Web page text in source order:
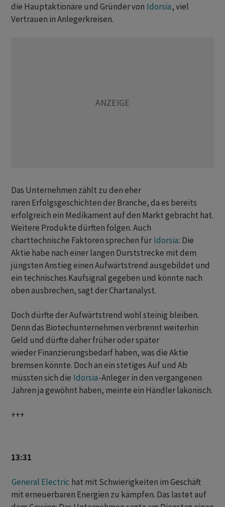
die Hauptaktionäre und Gründer von Idorsia, viel
Vertrauen in Anlegerkreisen.
Das Unternehmen zählt zu den eher
raren Erfolgsgeschichten der Branche, da es bereits
erfolgreich ein Medikament auf den Markt gebracht hat.
Weitere Produkte dürften folgen. Auch
charttechnische Faktoren sprechen für Idorsia: Die
Aktie habe nach einer langen Durststrecke mit dem
jüngsten Anstieg einen Aufwärtstrend ausgebildet und
ein technisches Kaufsignal gegeben und könnte nach
oben ausbrechen, sagt der Chartanalyst.
Doch dürfte der Aufwärtstrend wohl steinig bleiben.
Denn das Biotechunternehmen verbrennt weiterhin
Geld und dürfte daher früher oder später
wieder Finanzierungsbedarf haben, was die Aktie
bremsen könnte. Doch an ein stetiges Auf und Ab
müssten sich die Idorsia-Anleger in den vergangenen
Jahren ja gewöhnt haben, meinte ein Händler lakonisch.
+++
13:31
General Electric hat mit Schwierigkeiten im Geschäft
mit erneuerbaren Energien zu kämpfen. Das lastet auf